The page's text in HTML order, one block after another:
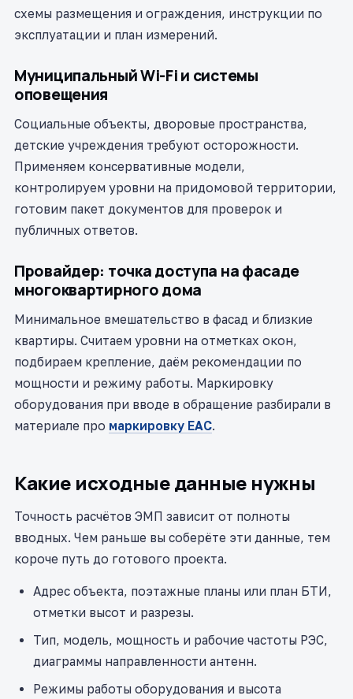
схемы размещения и ограждения, инструкции по
эксплуатации и план измерений.
Муниципальный Wi-Fi и системы
оповещения
Социальные объекты, дворовые пространства,
детские учреждения требуют осторожности.
Применяем консервативные модели,
контролируем уровни на придомовой территории,
готовим пакет документов для проверок и
публичных ответов.
Провайдер: точка доступа на фасаде
многоквартирного дома
Минимальное вмешательство в фасад и близкие
квартиры. Считаем уровни на отметках окон,
подбираем крепление, даём рекомендации по
мощности и режиму работы. Маркировку
оборудования при вводе в обращение разбирали в
материале про маркировку EAC.
Какие исходные данные нужны
Точность расчётов ЭМП зависит от полноты
вводных. Чем раньше вы соберёте эти данные, тем
короче путь до готового проекта.
Адрес объекта, поэтажные планы или план БТИ,
отметки высот и разрезы.
Тип, модель, мощность и рабочие частоты РЭС,
диаграммы направленности антенн.
Режимы работы оборудования и высота